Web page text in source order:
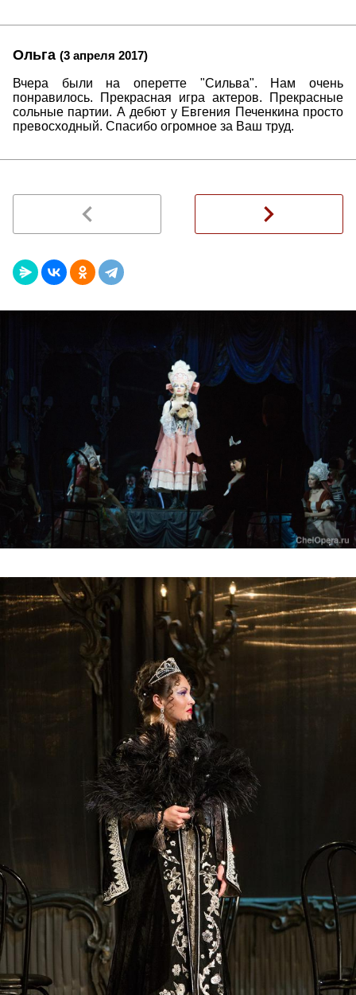
Ольга (3 апреля 2017)
Вчера были на оперетте "Сильва". Нам очень
понравилось. Прекрасная игра актеров. Прекрасные
сольные партии. А дебют у Евгения Печенкина просто
превосходный. Спасибо огромное за Ваш труд.
navigate_before navigate_next